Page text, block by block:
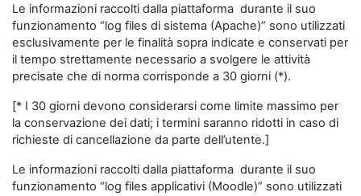
Le informazioni raccolti dalla piattaforma durante il suo
funzionamento “log files di sistema (Apache)” sono utilizzati
esclusivamente per le finalità sopra indicate e conservati per
il tempo strettamente necessario a svolgere le attività
precisate che di norma corrisponde a 30 giorni (*).
[* I 30 giorni devono considerarsi come limite massimo per
la conservazione dei dati; i termini saranno ridotti in caso di
richieste di cancellazione da parte dell’utente.]
Le informazioni raccolti dalla piattaforma durante il suo
funzionamento “log files applicativi (Moodle)” sono utilizzati